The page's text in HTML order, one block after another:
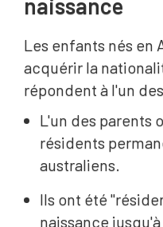
naissance
Les enfants nés en
acquérir la
répondent à l'un
L'un des parents
résidents
australiens.
Ils ont été
naissance